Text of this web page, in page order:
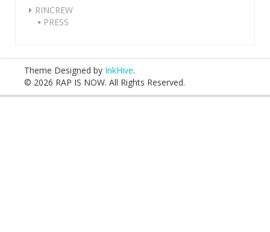
RINCREW
PRESS
Theme Designed by InkHive.
© 2026 RAP IS NOW. All Rights Reserved.